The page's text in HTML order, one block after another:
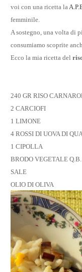
voi con una ricetta la
femminile.
A sostegno, una volta di
consumiamo scoprite
Ecco la mia ricetta del
240 GR RISO
2 CARCIOFI
1 LIMONE
4 ROSSI DI UOVA DI
1 CIPOLLA
BRODO VEGETALE Q.B.
SALE
OLIO DI OLIVA